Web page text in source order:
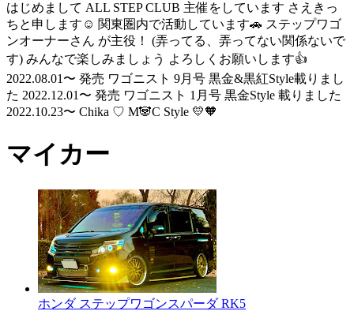
はじめまして ALL STEP CLUB 主催をしています さえきっ
ちと申します☺️ 関東圏内で活動しています🚗 ステップワゴ
ンオーナーさん が主役！ (弄ってる、弄ってない関係ないで
す) みんなで楽しみましょう よろしくお願いします👍
2022.08.01〜 発売 ワゴニスト 9月号 黒金&黒紅Style載りまし
た 2022.12.01〜 発売 ワゴニスト 1月号 黒金Style 載りました
2022.10.23〜 Chika ♡ M🐼C Style 💛🧡
マイカー
ホンダ ステップワゴンスパーダ RK5